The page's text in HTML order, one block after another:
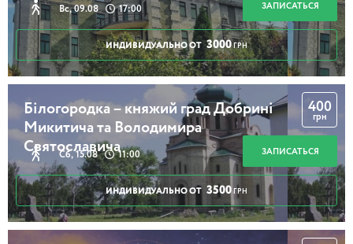
Вс, 09.08 17:00 ЗАПИСАТЬСЯ
ИНДИВИДУАЛЬНО ОТ 3000 ГРН
Білогородка – княжий град Добрині
Микитича та Володимира
Святославича
Сб, 15.08 11:00
400
грн
ЗАПИСАТЬСЯ
ИНДИВИДУАЛЬНО ОТ 3500 ГРН